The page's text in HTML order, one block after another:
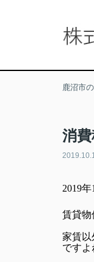
鹿沼市
消
2019
賃貸物
家賃以
ですよ